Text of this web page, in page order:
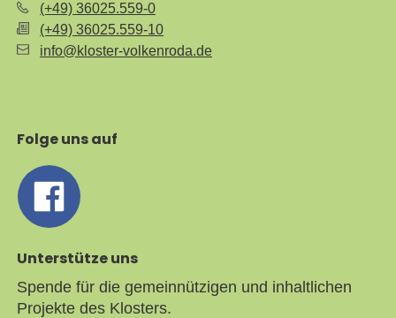
(+49) 36025.559-0
(+49) 36025.559-10
info@kloster-volkenroda.de
Folge uns auf
Unterstütze uns
Spende für die gemeinnützigen und inhaltlichen
Projekte des Klosters.